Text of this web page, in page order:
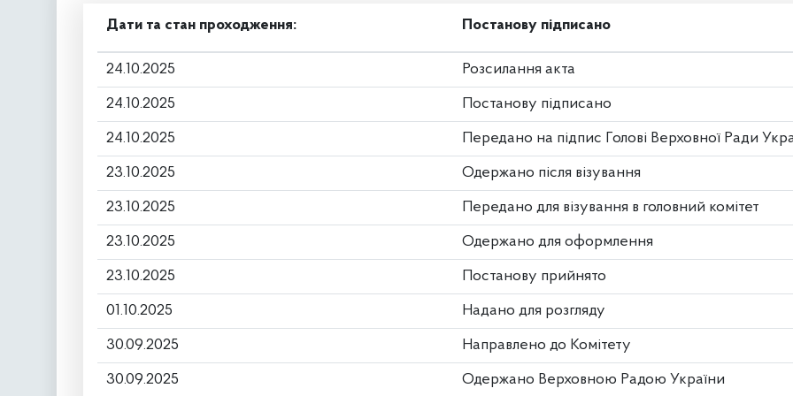
Дати та стан проходження: Постанову підписано
24.10.2025 Розсилання акта
24.10.2025 Постанову підписано
24.10.2025 Передано на підпис Голові Верховної Ради
23.10.2025 Одержано після візування
23.10.2025 Передано для візування в головний комітет
23.10.2025 Одержано для оформлення
23.10.2025 Постанову прийнято
01.10.2025 Надано для розгляду
30.09.2025 Направлено до Комітету
30.09.2025 Одержано Верховною Радою України